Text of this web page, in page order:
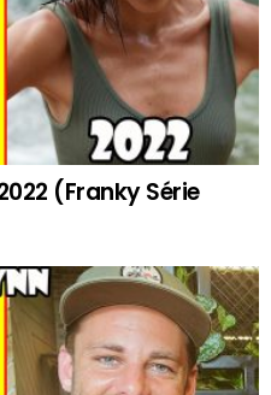
(Franky Série